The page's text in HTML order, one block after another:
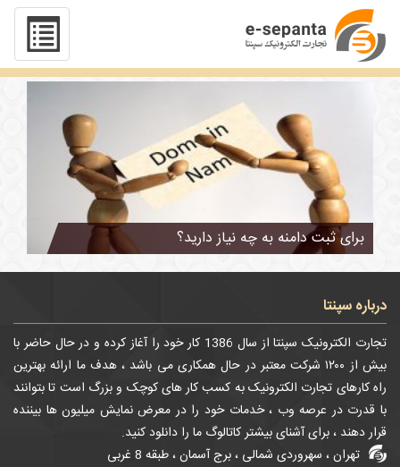
تگ : پسوند آی آر
برای ثبت دامنه به چه نیاز دارید؟
درباره سپنتا
تجارت الکترونیک سپنتا از سال 1386 کار خود را آغاز کرده و در حال حاضر با
بیش از ۱۲۰۰ شرکت معتبر در حال همکاری می باشد ، هدف ما ارائه بهترین
راه کارهای تجارت الکترونیک به کسب کار های کوچک و بزرگ است تا بتوانند
با قدرت در عرصه وب ، خدمات خود را در معرض نمایش میلیون ها بیننده
قرار دهند ، برای آشنای بیشتر کاتالوگ ما را دانلود کنید.
تهران ، سهروردی شمالی ، برج آسمان ، طبقه 8 غربی